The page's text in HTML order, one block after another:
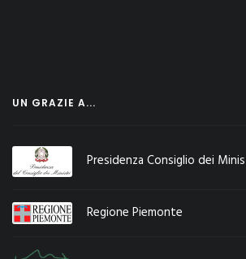
UN GRAZIE A...
Presidenza Consiglio dei
Regione Piemonte